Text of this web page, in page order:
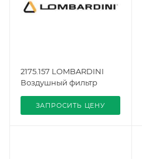
2175.157 LOMBARDINI
Воздушный фильтр
ЗАПРОСИТЬ ЦЕНУ